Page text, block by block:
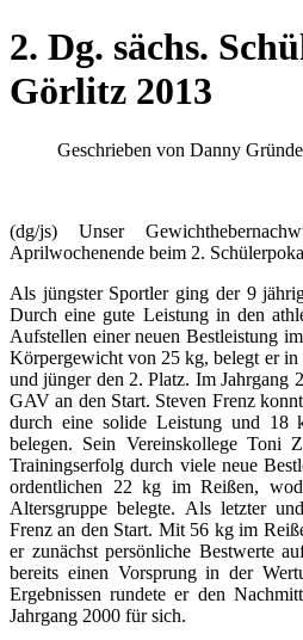
2. Dg. sächs.
Görlitz 2013
Geschrieben von Danny
(dg/js) Unser
Aprilwochenende beim 2.
Als jüngster Sportler ging der 9
Durch eine gute Leistung in den
Aufstellen einer neuen Bestleistung
Körpergewicht von 25 kg, belegt er in
und jünger den 2. Platz. Im Jahrgang
GAV an den Start. Steven Frenz
durch eine solide Leistung und 18
belegen. Sein Vereinskollege Toni
Trainingserfolg durch viele neue
ordentlichen 22 kg im Reißen,
Altersgruppe belegte. Als letzter
Frenz an den Start. Mit 56 kg im
er zunächst persönliche Bestwerte
bereits einen Vorsprung in der
Ergebnissen rundete er den
Jahrgang 2000 für sich.